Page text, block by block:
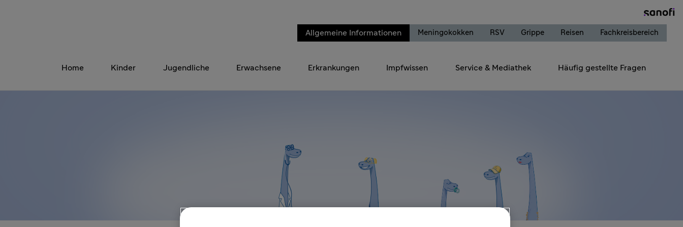
Allgemeine Informationen Meningokokken RSV Grippe Reisen Fachkreisbereich
Home Kinder Jugendliche Erwachsene Erkrankungen Impfwissen Service & Mediathek Häufig gestellte Fragen